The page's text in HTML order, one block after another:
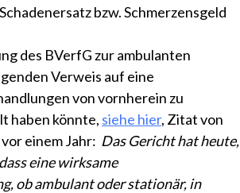
bzw. Schmerzensgeld
des BVerfG zur ambulanten
Verweis auf eine
von vornherein zu
haben könnte, siehe hier, Zitat von
einem Jahr: Das Gericht hat heute,
eine wirksame
ob ambulant oder stationär, in